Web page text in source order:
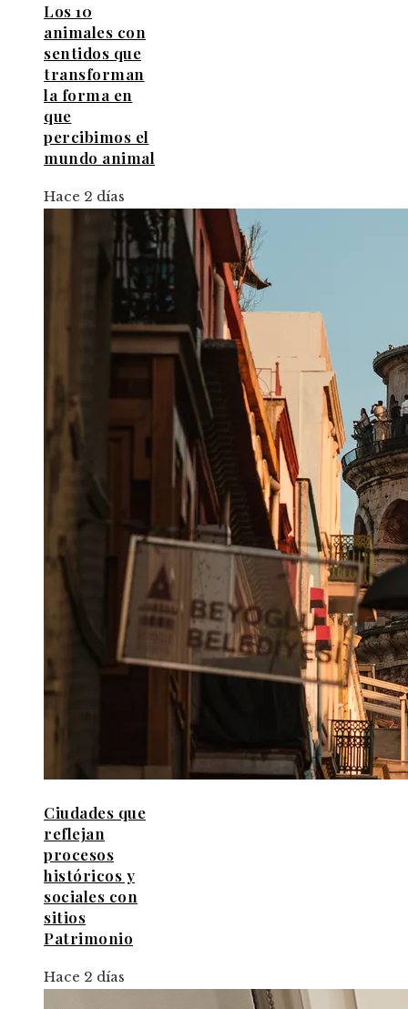
Los 10
animales con
sentidos que
transforman
la forma en
que
percibimos el
mundo animal
Hace 2 días
Ciudades que
reflejan
procesos
históricos y
sociales con
sitios
Patrimonio
Hace 2 días